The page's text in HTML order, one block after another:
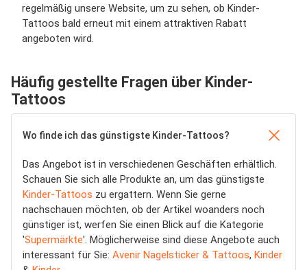
regelmäßig unsere Website, um zu sehen, ob Kinder-
Tattoos bald erneut mit einem attraktiven Rabatt
angeboten wird.
Häufig gestellte Fragen über Kinder-
Tattoos
Wo finde ich das günstigste Kinder-Tattoos?
Das Angebot ist in verschiedenen Geschäften erhältlich.
Schauen Sie sich alle Produkte an, um das günstigste
Kinder-Tattoos zu ergattern. Wenn Sie gerne
nachschauen möchten, ob der Artikel woanders noch
günstiger ist, werfen Sie einen Blick auf die Kategorie
'Supermärkte'. Möglicherweise sind diese Angebote auch
interessant für Sie: Avenir Nagelsticker & Tattoos, Kinder